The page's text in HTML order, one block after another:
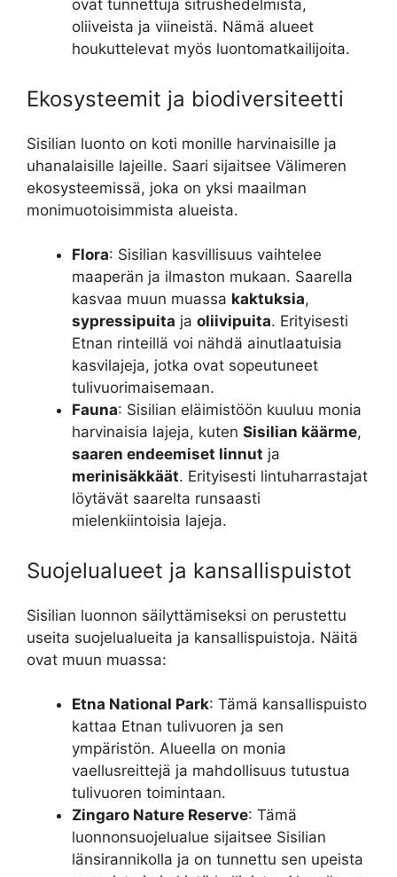
ovat tunnettuja sitrushedelmistä,
oliiveista ja viineistä. Nämä alueet
houkuttelevat myös luontomatkailijoita.
Ekosysteemit ja biodiversiteetti
Sisilian luonto on koti monille harvinaisille ja
uhanalaisille lajeille. Saari sijaitsee Välimeren
ekosysteemissä, joka on yksi maailman
monimuotoisimmista alueista.
Flora: Sisilian kasvillisuus vaihtelee
maaperän ja ilmaston mukaan. Saarella
kasvaa muun muassa kaktuksia,
sypressipuita ja oliivipuita. Erityisesti
Etnan rinteillä voi nähdä ainutlaatuisia
kasvilajeja, jotka ovat sopeutuneet
tulivuorimaisemaan.
Fauna: Sisilian eläimistöön kuuluu monia
harvinaisia lajeja, kuten Sisilian käärme,
saaren endeemiset linnut ja
merinisäkkäät. Erityisesti lintuharrastajat
löytävät saarelta runsaasti
mielenkiintoisia lajeja.
Suojelualueet ja kansallispuistot
Sisilian luonnon säilyttämiseksi on perustettu
useita suojelualueita ja kansallispuistoja. Näitä
ovat muun muassa:
Etna National Park: Tämä kansallispuisto
kattaa Etnan tulivuoren ja sen
ympäristön. Alueella on monia
vaellusreittejä ja mahdollisuus tutustua
tulivuoren toimintaan.
Zingaro Nature Reserve: Tämä
luonnonsuojelualue sijaitsee Sisilian
länsirannikolla ja on tunnettu sen upeista